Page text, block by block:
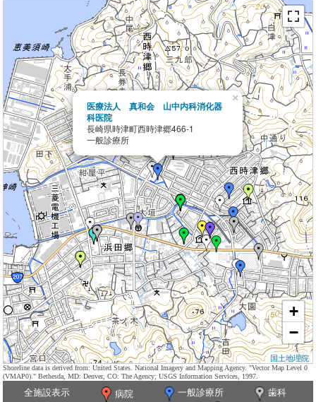
医療法人 真和会 山中内科消化器
科医院
長崎県時津町西時津郷466-1
一般診療所
×
+
−
国土地理院
Shoreline data is derived from: United States. National Imagery and Mapping Agency. "Vector Map Level 0
(VMAP0)." Bethesda, MD: Denver, CO: The Agency; USGS Information Services, 1997.
全施設表示 病院 一般診療所
歯科